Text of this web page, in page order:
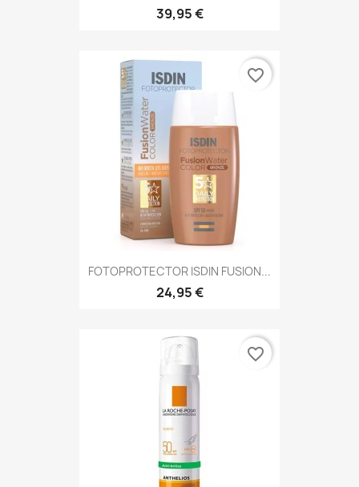
39,95 €
FOTOPROTECTOR ISDIN FUSION...
24,95 €
favorite_border
favorite_border